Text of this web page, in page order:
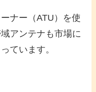
ナー（ATU）を使
アンテナも市場に
ています。